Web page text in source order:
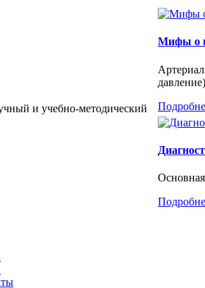
и учебно-методический
Мифы о